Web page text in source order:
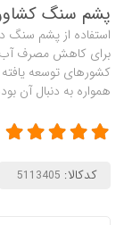
پشم سنگ
استفاده از پشم سنگ
برای کاهش مصرف آب
کشورهای توسعه
همواره به دنبال آن
کدکالا: